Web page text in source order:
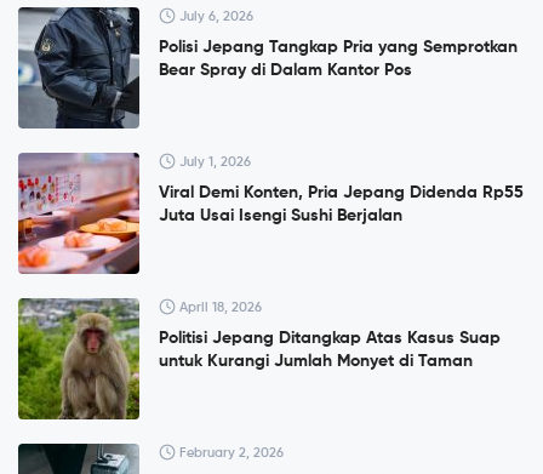
July 6, 2026
Polisi Jepang Tangkap Pria yang Semprotkan
Bear Spray di Dalam Kantor Pos
July 1, 2026
Viral Demi Konten, Pria Jepang Didenda Rp55
Juta Usai Isengi Sushi Berjalan
April 18, 2026
Politisi Jepang Ditangkap Atas Kasus Suap
untuk Kurangi Jumlah Monyet di Taman
February 2, 2026